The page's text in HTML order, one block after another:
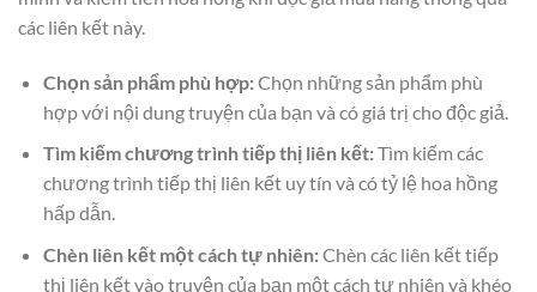
các liên kết này.
Chọn sản phẩm phù hợp:Chọn những sản phẩm phù
hợp với nội dung truyện của bạn và có giá trị cho độc giả.
Tìm kiếm chương trình tiếp thị liên kết:Tìm kiếm các
chương trình tiếp thị liên kết uy tín và có tỷ lệ hoa hồng
hấp dẫn.
Chèn liên kết một cách tự nhiên:Chèn các liên kết tiếp
thị liên kết vào truyện của bạn một cách tự nhiên và khéo